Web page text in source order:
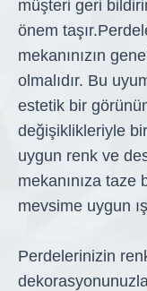
müşteri geri
önem taşır.
mekanınızın
olmalıdır. Bu
estetik bir
değişiklikleriyle
uygun renk ve
mekanınıza taze
mevsime uygun
Perdelerinizin